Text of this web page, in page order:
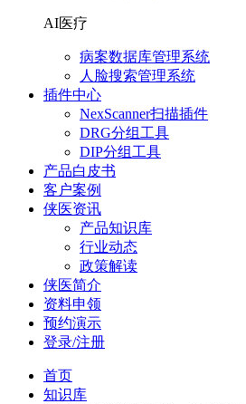
AI医疗
病案数据库管理系统
人脸搜索管理系统
插件中心
NexScanner扫描插件
DRG分组工具
DIP分组工具
产品白皮书
客户案例
侠医资讯
产品知识库
行业动态
政策解读
侠医简介
资料申领
预约演示
登录/注册
首页
知识库